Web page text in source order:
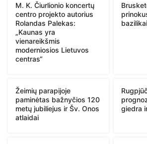
M. K. Čiurlionio koncertų
centro projekto autorius
Rolandas Palekas:
„Kaunas yra
vienareikšmis
moderniosios Lietuvos
centras“
Žeimių parapijoje
paminėtas bažnyčios 120
metų jubiliejus ir Šv. Onos
atlaidai
giedra